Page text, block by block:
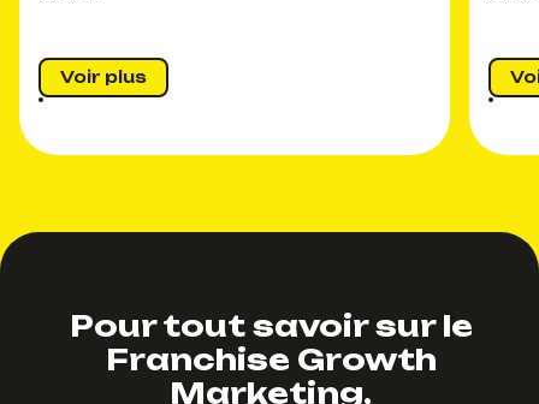
Voir plus
Pour tout savoir sur le
Franchise Growth
Marketing,